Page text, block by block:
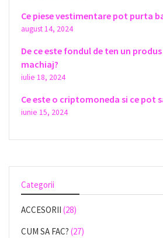
Ce piese vestimentare pot purta
august 14, 2024
De ce este fondul de ten un
machiaj?
iulie 18, 2024
Ce este o criptomoneda si ce pot
iunie 15, 2024
Categorii
ACCESORII (28)
CUM SA FAC? (27)